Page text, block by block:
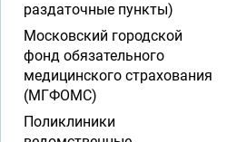
раздаточные пункты)
Московский городской
фонд обязательного
медицинского страхования
(МГФОМС)
Поликлиники